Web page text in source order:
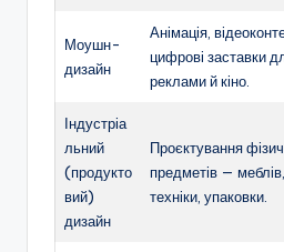
Моушн-
дизайн
Анімація,
цифрові заставки
реклами й кіно.
Індустріа
льний
(продукто
вий)
дизайн
Проєктування
предметів — меблів,
техніки, упаковки.